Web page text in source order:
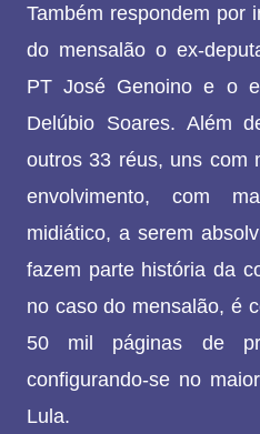
Também respondem por
do mensalão o ex-
PT José Genoino e o
Delúbio Soares. Além
outros 33 réus, uns com
envolvimento, com
midiático, a serem
fazem parte história da
no caso do mensalão, é
50 mil páginas de
configurando-se no
Lula.